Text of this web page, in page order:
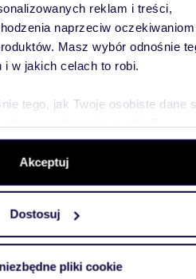
reklam i treści,
naprzeciw oczekiwaniom
Masz wybór odnośnie
i w jakich celach to robi.
tego, jak Twoje osobiste dane
plików cookie możesz zmienić
chwili.
i analizować ruch w
jak korzystasz z naszej witryny,
połączyć te informacje z
Akceptuj
Dostosuj
pliki cookie
560